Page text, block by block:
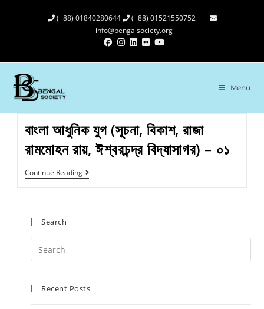
(+88) 01840280644
(+88) 01521550752
info@bengalsociety.org
Menu
বাংলা আধুনিক যুগ (সূচনা, বিকাশ, রাজা
রামমোহন রায়, ঈশ্বরচন্দ্র বিদ্যাসাগর) – ০১
Continue Reading
Search
Recent Posts